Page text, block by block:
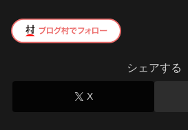
シェアする
X